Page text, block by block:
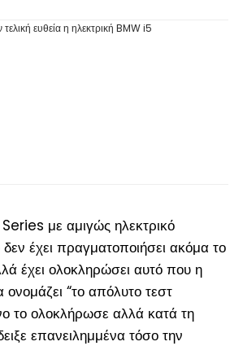
με αμιγώς ηλεκτρικό
δεν έχει πραγματοποιήσει ακόμα το
έχει ολοκληρώσει αυτό που η
ονομάζει “το απόλυτο τεστ
το ολοκλήρωσε αλλά κατά τη
επανειλημμένα τόσο την